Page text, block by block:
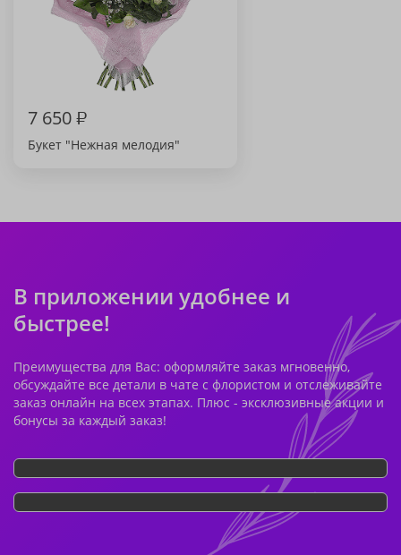
7 650₽
Букет "Нежная мелодия"
В приложении удобнее и
быстрее!
Преимущества для Вас: оформляйте заказ мгновенно,
обсуждайте все детали в чате с флористом и отслеживайте
заказ онлайн на всех этапах. Плюс - эксклюзивные акции и
бонусы за каждый заказ!